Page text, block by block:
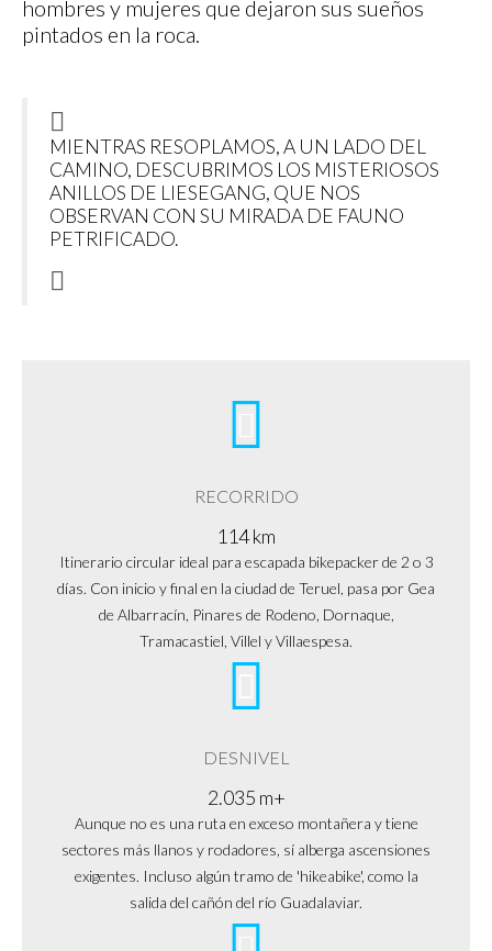
hombres y mujeres que dejaron sus sueños
pintados en la roca.
MIENTRAS RESOPLAMOS, A UN LADO DEL
CAMINO, DESCUBRIMOS LOS MISTERIOSOS
ANILLOS DE LIESEGANG, QUE NOS
OBSERVAN CON SU MIRADA DE FAUNO
PETRIFICADO.
RECORRIDO
114 km
Itinerario circular ideal para escapada bikepacker de 2 o 3
días. Con inicio y final en la ciudad de Teruel, pasa por Gea
de Albarracín, Pinares de Rodeno, Dornaque,
Tramacastiel, Villel y Villaespesa.
DESNIVEL
2.035 m+
Aunque no es una ruta en exceso montañera y tiene
sectores más llanos y rodadores, sí alberga ascensiones
exigentes. Incluso algún tramo de 'hikeabike', como la
salida del cañón del río Guadalaviar.